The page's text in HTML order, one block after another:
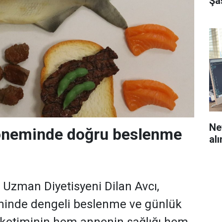
doğru beslenme
Diyetisyeni Dilan Avcı,
dengeli beslenme ve günlük